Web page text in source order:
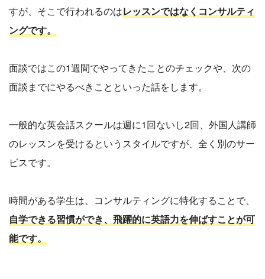
すが、そこで行われるのはレッスンではなくコンサルティ
ングです。
面談ではこの1週間でやってきたことのチェックや、次の
面談までにやるべきことといった話をします。
一般的な英会話スクールは週に1回ないし2回、外国人講師
のレッスンを受けるというスタイルですが、全く別のサー
ビスです。
時間がある学生は、コンサルティングに特化することで、
自学できる習慣ができ、飛躍的に英語力を伸ばすことが可
能です。